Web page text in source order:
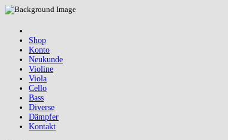
Shop
Konto
Neukunde
Violine
Viola
Cello
Bass
Diverse
Dämpfer
Kontakt